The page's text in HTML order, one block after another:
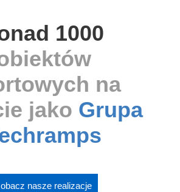
1000
na
jako Grupa
nasze realizacje